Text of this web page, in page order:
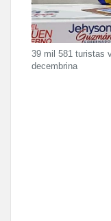
39 mil 581 turistas
decembrina